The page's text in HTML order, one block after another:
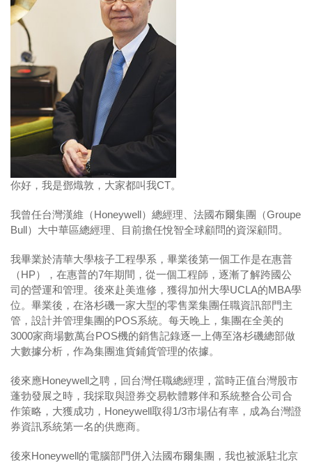
你好，我是鄧熾敦，大家都叫我CT。
我曾任台灣漢維（Honeywell）總經理、法國布爾集團（Groupe
Bull）大中華區總經理、目前擔任悅智全球顧問的資深顧問。
我畢業於清華大學核子工程學系，畢業後第一個工作是在惠普
（HP），在惠普的7年期間，從一個工程師，逐漸了解跨國公
司的營運和管理。後來赴美進修，獲得加州大學UCLA的MBA學
位。畢業後，在洛杉磯一家大型的零售業集團任職資訊部門主
管，設計并管理集團的POS系統。每天晚上，集團在全美的
3000家商場數萬台POS機的銷售記錄逐一上傳至洛杉磯總部做
大數據分析，作為集團進貨鋪貨管理的依據。
後來應Honeywell之聘，回台灣任職總經理，當時正值台灣股市
蓬勃發展之時，我採取與證券交易軟體夥伴和系統整合公司合
作策略，大獲成功，Honeywell取得1/3市場佔有率，成為台灣證
券資訊系統第一名的供應商。
後來Honeywell的電腦部門併入法國布爾集團，我也被派駐北京